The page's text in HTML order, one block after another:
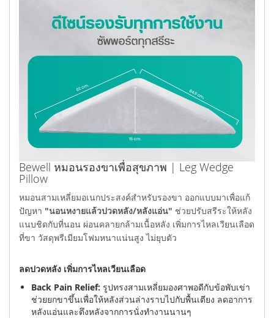
Bewell หมอนรองขาเพื่อสุขภาพ | Leg Wedge
Pillow
หมอนสามเหลี่ยมอเนกประสงค์สำหรับรองขา ออกแบบมาเพื่อแก้
ปัญหา "นอนหงายแล้วปวดหลัง/หลังแอ่น" ช่วยปรับสรีระให้หลัง
แนบชิดกับที่นอน ผ่อนคลายกล้ามเนื้อหลัง เพิ่มการไหลเวียนเลือด
ที่ขา วัสดุพรีเมียมโฟมหนาแน่นสูง ไม่ยุบตัว
ลดปวดหลัง เพิ่มการไหลเวียนเลือด
Back Pain Relief: รูปทรงสามเหลี่ยมองศาพอดีกับข้อพับเข่า
ช่วยยกขาขึ้นเพื่อให้หลังส่วนล่างราบไปกับพื้นเตียง ลดอาการ
หลังแอ่นและตึงหลังจากการนั่งทำงานนานๆ